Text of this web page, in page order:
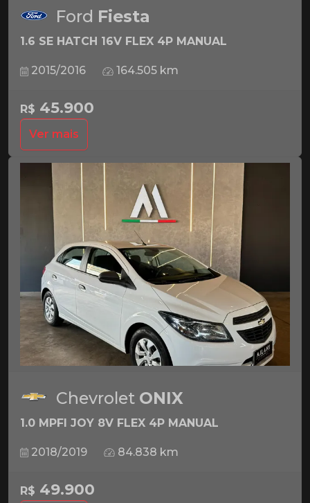
Ford Fiesta
1.6 SE HATCH 16V FLEX 4P MANUAL
2015/2016 164.505 km
R$ 45.900
Ver mais
Chevrolet ONIX
1.0 MPFI JOY 8V FLEX 4P MANUAL
2018/2019 84.838 km
R$ 49.900